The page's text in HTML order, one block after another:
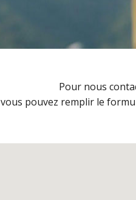
Pour nous
vous pouvez remplir le